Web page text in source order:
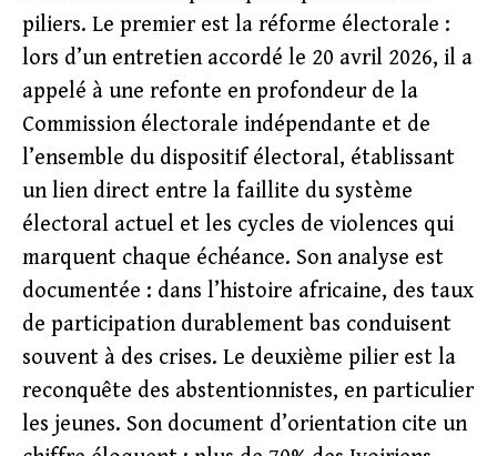
piliers. Le premier est la réforme électorale :
lors d’un entretien accordé le 20 avril 2026, il a
appelé à une refonte en profondeur de la
Commission électorale indépendante et de
l’ensemble du dispositif électoral, établissant
un lien direct entre la faillite du système
électoral actuel et les cycles de violences qui
marquent chaque échéance. Son analyse est
documentée : dans l’histoire africaine, des taux
de participation durablement bas conduisent
souvent à des crises. Le deuxième pilier est la
reconquête des abstentionnistes, en particulier
les jeunes. Son document d’orientation cite un